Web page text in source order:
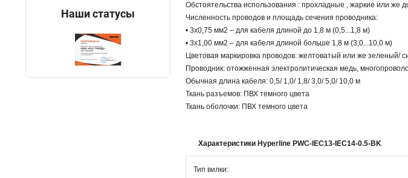
Наши статусы
Обстоятельства использования : прохладные , жаркие или же
Численность проводов и площадь сечения проводника:
• 3x0,75 мм2 – для кабеля длиной до 1,8 м (0,5...1,8 м)
• 3x1,00 мм2 – для кабеля длиной больше 1,8 м (3,0...10,0 м)
Цветовая маркировка проводов: желтоватый или же зеленый/
Проводник: отожженная электролитическая медь,
Обычная длина кабеля: 0,5/ 1,0/ 1,8/ 3,0/ 5,0/ 10,0 м
Ткань разъемов: ПВХ темного цвета
Ткань оболочки: ПВХ темного цвета
Характеристики Hyperline PWC-IEC13-IEC14-0.5-BK
Тип вилки: